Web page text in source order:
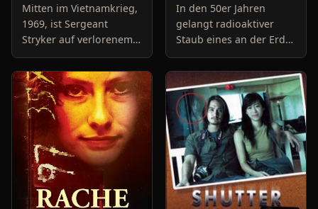
Mitten im Vietnamkrieg,
1969, ist Sergeant
Stryker auf verlorenem
Posten. Er und seine
Männer sind in eine
Falle getappt und es
sieht glatt so aus, als sei
ih
In den 50er Jahren
gelangt radioaktiver
Staub eines an der Erde
vorbeirasenden Meteors
auf die Erde und sorgt
für eine Epidemie
unermesslichen
Ausmaßes. Jede